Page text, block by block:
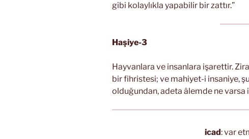
gibi kolaylıkla yapabilir bir zattır.”
Haşiye-3
Hayvanlara ve insanlara işarettir.
bir fihristesi; ve mahiyet-i insaniye,
olduğundan, adeta âlemde ne varsa
icad: var